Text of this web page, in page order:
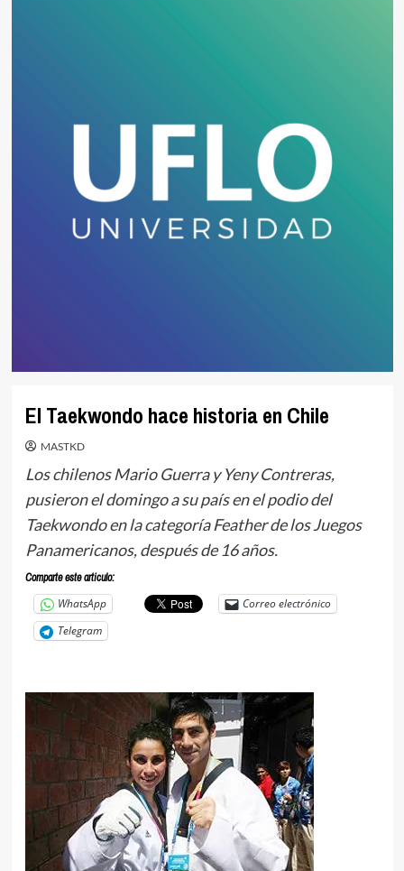
El Taekwondo hace historia en Chile
MASTKD
Los chilenos Mario Guerra y Yeny Contreras,
pusieron el domingo a su país en el podio del
Taekwondo en la categoría Feather de los Juegos
Panamericanos, después de 16 años.
Comparte este articulo:
WhatsApp
Correo electrónico
Telegram